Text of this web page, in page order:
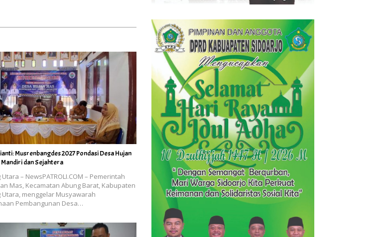
Musrenbangdes 2027 Pondasi Desa Hujan
Mandiri dan Sejahtera
– NewsPATROLI.COM – Pemerintah
Mas, Kecamatan Abung Barat, Kabupaten
Utara, menggelar Musyawarah
Pembangunan Desa…